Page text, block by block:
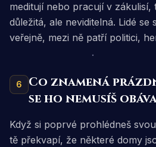
meditují nebo pracují v zákulisí,
důležitá, ale neviditelná. Lidé se
veřejně, mezi ně patří politici,
6
Co znamená
se ho nemusíš
Když si poprvé prohlédneš
tě překvapí, že některé domy